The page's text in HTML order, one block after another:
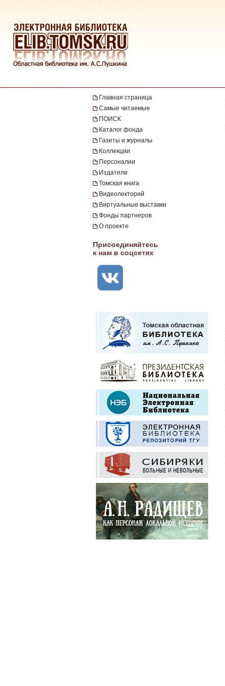
Главная страница
Самые читаемые
ПОИСК
Каталог фонда
Газеты и журналы
Коллекции
Персоналии
Издатели
Томская книга
Видеолекторий
Виртуальные выставки
Фонды партнеров
О проекте
Присоединяйтесь
к нам в соцсетях